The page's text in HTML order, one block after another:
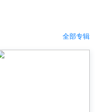
全部专辑